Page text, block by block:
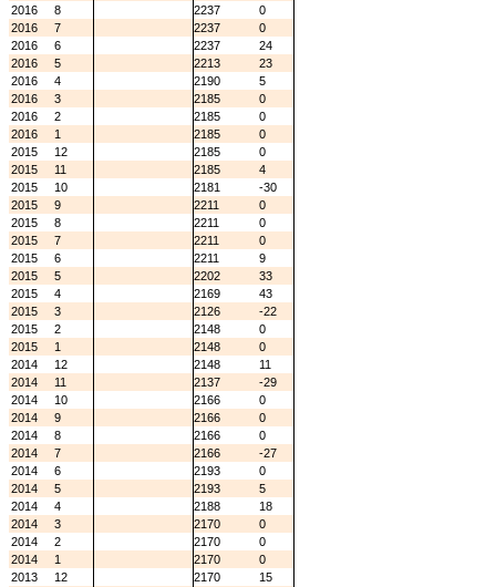
2016
8 2237
0
2016
7 2237
0
2016
6 2237
24
2016
5 2213
23
2016
4 2190
5
2016
3 2185
0
2016
2 2185
0
2016
1 2185
0
2015
12 2185
0
2015
11 2185
4
2015
10 2181
-30
2015
9 2211
0
2015
8 2211
0
2015
7 2211
0
2015
6 2211
9
2015
5 2202
33
2015
4 2169
43
2015
3 2126
-22
2015
2 2148
0
2015
1 2148
0
2014
12 2148
11
2014
11 2137
-29
2014
10 2166
0
2014
9 2166
0
2014
8 2166
0
2014
7 2166
-27
2014
6 2193
0
2014
5 2193
5
2014
4 2188
18
2014
3 2170
0
2014
2 2170
0
2014
1 2170
0
2013
12 2170
15